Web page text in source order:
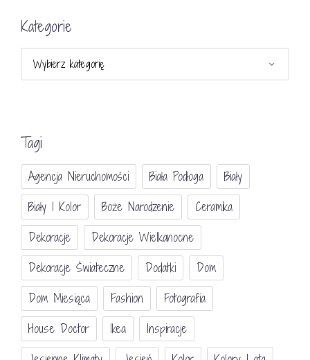
Kategorie
Tagi
Agencja Nieruchomości Biała Podłoga
Biały
Biały I Kolor
Boże Narodzenie
Ceramika
Dekoracje
Dekoracje Wielkanocne
Dekoracje Świateczne
Dodatki
Dom
Dom Miesiąca
Fashion
Fotografia
House Doctor
Ikea
Inspiracje